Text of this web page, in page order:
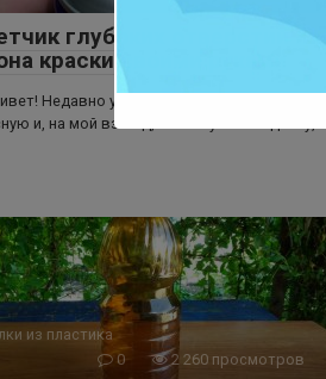
глубоких отверстий из
краски своими руками
Недавно увидел видео, где показывали
и, на мой взгляд, полезную самоделку,
из пластика
0
2 260 просмотров